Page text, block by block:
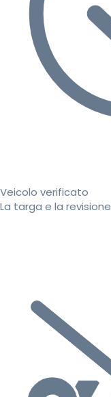
Veicolo verificato
La targa e la